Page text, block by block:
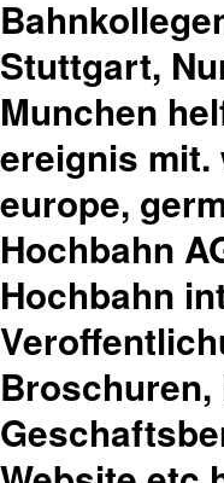
Stuttgart,
Munchen
ereignis mit.
europe,
Hochbahn
Hochbahn
Broschuren,